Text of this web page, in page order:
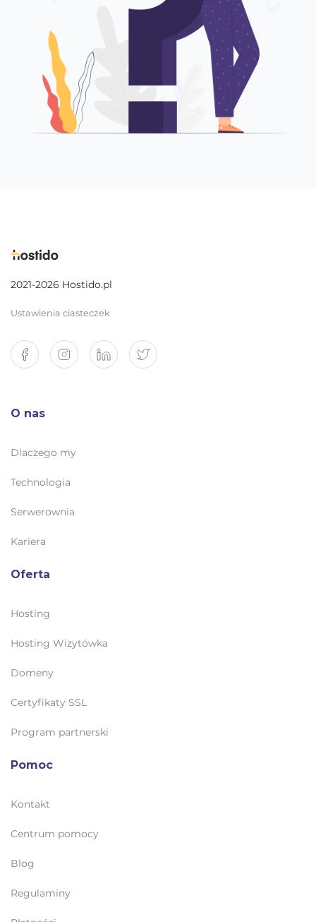
2021-2026 Hostido.pl
Ustawienia ciasteczek
O nas
Dlaczego my
Technologia
Serwerownia
Kariera
Oferta
Hosting
Hosting Wizytówka
Domeny
Certyfikaty SSL
Program partnerski
Pomoc
Kontakt
Centrum pomocy
Blog
Regulaminy